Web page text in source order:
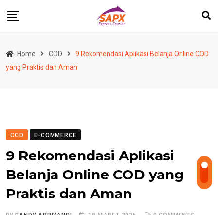
Home COD
9 Rekomendasi Aplikasi Belanja Online COD
yang Praktis dan Aman
COD E-COMMERCE
9 Rekomendasi Aplikasi
Belanja Online COD yang
Praktis dan Aman